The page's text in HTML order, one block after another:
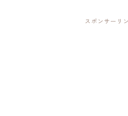
スポンサーリ